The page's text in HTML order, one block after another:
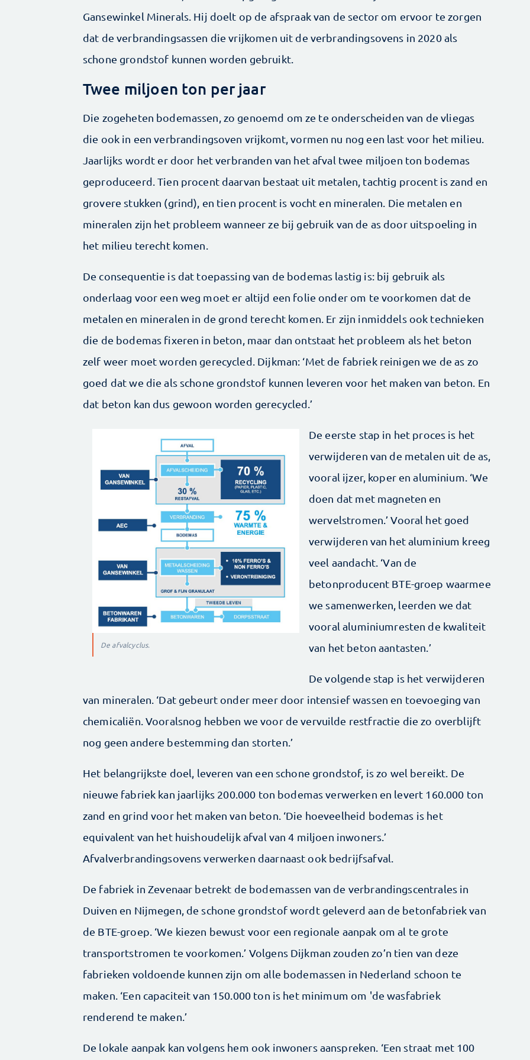
Gansewinkel Minerals. Hij doelt op de afspraak van de sector om ervoor te zorgen
dat de verbrandingsassen die vrijkomen uit de verbrandingsovens in 2020 als
schone grondstof kunnen worden gebruikt.
Twee miljoen ton per jaar
Die zogeheten bodemassen, zo genoemd om ze te onderscheiden van de vliegas
die ook in een verbrandingsoven vrijkomt, vormen nu nog een last voor het milieu.
Jaarlijks wordt er door het verbranden van het afval twee miljoen ton bodemas
geproduceerd. Tien procent daarvan bestaat uit metalen, tachtig procent is zand en
grovere stukken (grind), en tien procent is vocht en mineralen. Die metalen en
mineralen zijn het probleem wanneer ze bij gebruik van de as door uitspoeling in
het milieu terecht komen.
De consequentie is dat toepassing van de bodemas lastig is: bij gebruik als
onderlaag voor een weg moet er altijd een folie onder om te voorkomen dat de
metalen en mineralen in de grond terecht komen. Er zijn inmiddels ook technieken
die de bodemas fixeren in beton, maar dan ontstaat het probleem als het beton
zelf weer moet worden gerecycled. Dijkman: ‘Met de fabriek reinigen we de as zo
goed dat we die als schone grondstof kunnen leveren voor het maken van beton. En
dat beton kan dus gewoon worden gerecycled.’
De afvalcyclus.
De eerste stap in het proces is het
verwijderen van de metalen uit de as,
vooral ijzer, koper en aluminium. ‘We
doen dat met magneten en
wervelstromen.’ Vooral het goed
verwijderen van het aluminium kreeg
veel aandacht. ‘Van de
betonproducent BTE-groep waarmee
we samenwerken, leerden we dat
vooral aluminiumresten de kwaliteit
van het beton aantasten.’
De volgende stap is het verwijderen
van mineralen. ‘Dat gebeurt onder meer door intensief wassen en toevoeging van
chemicaliën. Vooralsnog hebben we voor de vervuilde restfractie die zo overblijft
nog geen andere bestemming dan storten.’
Het belangrijkste doel, leveren van een schone grondstof, is zo wel bereikt. De
nieuwe fabriek kan jaarlijks 200.000 ton bodemas verwerken en levert 160.000 ton
zand en grind voor het maken van beton. ‘Die hoeveelheid bodemas is het
equivalent van het huishoudelijk afval van 4 miljoen inwoners.’
Afvalverbrandingsovens verwerken daarnaast ook bedrijfsafval.
De fabriek in Zevenaar betrekt de bodemassen van de verbrandingscentrales in
Duiven en Nijmegen, de schone grondstof wordt geleverd aan de betonfabriek van
de BTE-groep. ‘We kiezen bewust voor een regionale aanpak om al te grote
transportstromen te voorkomen.’ Volgens Dijkman zouden zo’n tien van deze
fabrieken voldoende kunnen zijn om alle bodemassen in Nederland schoon te
maken. ‘Een capaciteit van 150.000 ton is het minimum om 'de wasfabriek
renderend te maken.’
De lokale aanpak kan volgens hem ook inwoners aanspreken. ‘Een straat met 100